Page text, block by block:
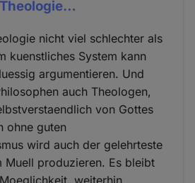
nicht viel schlechter als
kuenstliches System kann
argumentieren. Und
auch Theologen,
von Gottes
ohne guten
wird auch der gelehrteste
Muell produzieren. Es bleibt
weiterhin